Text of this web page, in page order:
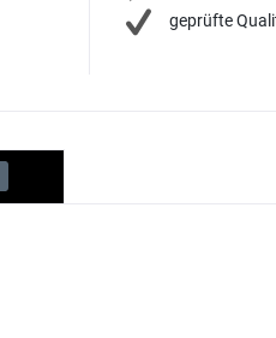
geprüfte